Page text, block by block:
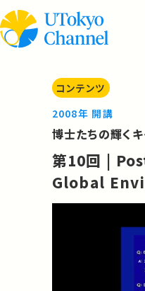
コンテンツ
2008年 開講
博士たちの輝く
第10回 |
Global